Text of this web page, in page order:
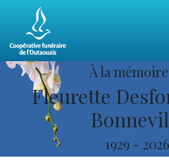
À la
Fleurette
1929 - 2026